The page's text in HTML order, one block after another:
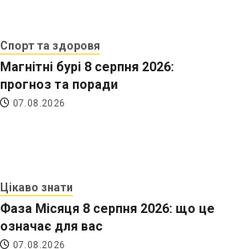
Спорт та здоровя
Магнітні бурі 8 серпня 2026:
прогноз та поради
07.08.2026
Цікаво знати
Фаза Місяця 8 серпня 2026: що це
означає для вас
07.08.2026